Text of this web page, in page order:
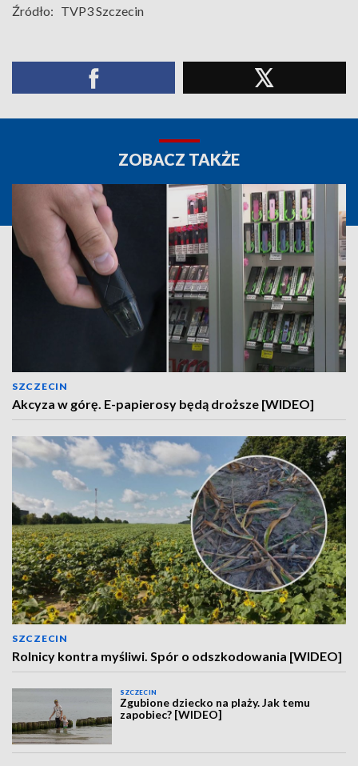
Źródło: TVP3 Szczecin
ZOBACZ TAKŻE
SZCZECIN
Akcyza w górę. E-papierosy będą droższe [WIDEO]
SZCZECIN
Rolnicy kontra myśliwi. Spór o odszkodowania [WIDEO]
SZCZECIN
Zgubione dziecko na plaży. Jak temu
zapobiec? [WIDEO]